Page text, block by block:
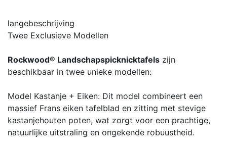
langebeschrijving
Twee Exclusieve Modellen
Rockwood® Landschapspicknicktafels zijn
beschikbaar in twee unieke modellen:
Model Kastanje + Eiken: Dit model combineert een
massief Frans eiken tafelblad en zitting met stevige
kastanjehouten poten, wat zorgt voor een prachtige,
natuurlijke uitstraling en ongekende robuustheid.